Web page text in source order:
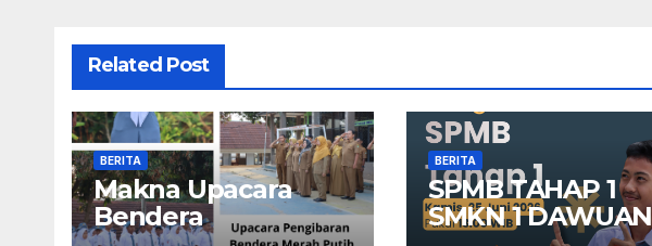
Related Post
BERITA
Makna Upacara
Bendera
BERITA
SPMB TAHAP 1
SMKN 1 DAWUAN